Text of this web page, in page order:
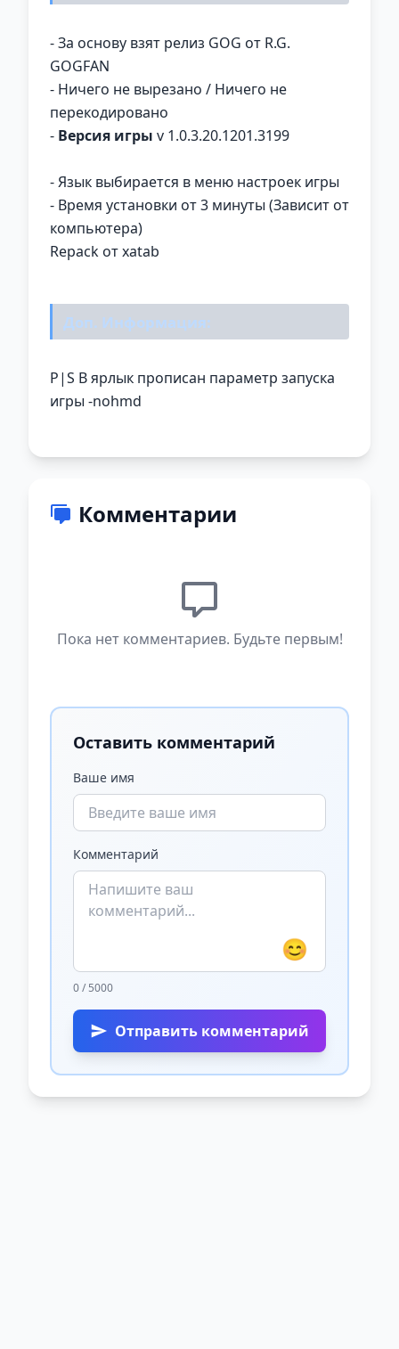
- За основу взят релиз GOG от R.G.
GOGFAN
- Ничего не вырезано / Ничего не
перекодировано
- Версия игры v 1.0.3.20.1201.3199
- Язык выбирается в меню настроек игры
- Время установки от 3 минуты (Зависит от
компьютера)
Repack от xatab
Доп. Информация:
P|S В ярлык прописан параметр запуска
игры -nohmd
Комментарии
Пока нет комментариев. Будьте первым!
Оставить комментарий
Ваше имя
Комментарий
😊
0 / 5000
Отправить комментарий